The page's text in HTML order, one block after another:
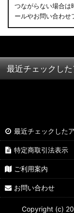
つながらない場合は
ールやお問い合わせ
最近チェックし
最近チェックした
特定商取引法表示
ご利用案内
お問い合わせ
Copyright (c)